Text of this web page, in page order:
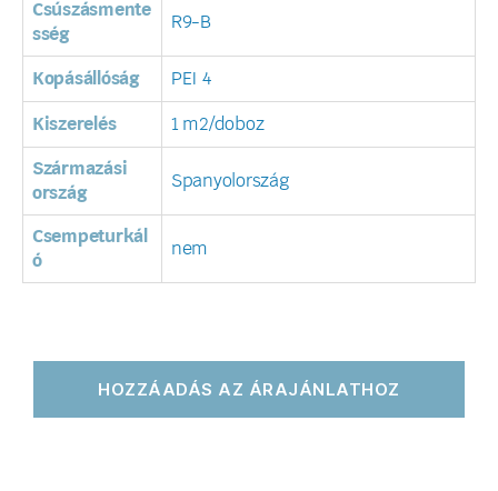
Csúszásmente
sség
R9-B
Kopásállóság PEI 4
Kiszerelés 1 m2/doboz
Származási
ország
Spanyolország
Csempeturkál
ó
nem
HOZZÁADÁS AZ ÁRAJÁNLATHOZ